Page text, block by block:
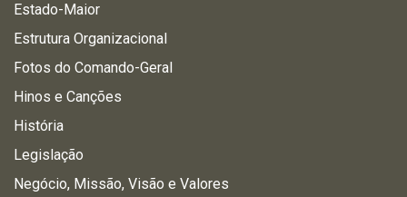
Estado-Maior
Estrutura Organizacional
Fotos do Comando-Geral
Hinos e Canções
História
Legislação
Negócio, Missão, Visão e Valores